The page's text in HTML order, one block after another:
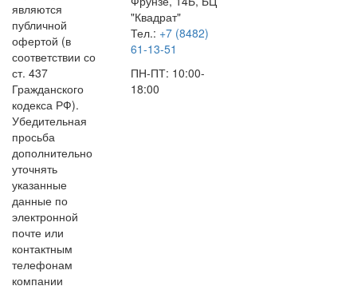
являются
публичной
офертой (в
соответствии со
ст. 437
Гражданского
кодекса РФ).
Убедительная
просьба
дополнительно
уточнять
указанные
данные по
электронной
почте или
контактным
телефонам
компании
"Квадрат"
Тел.: +7 (8482)
61-13-51
ПН-ПТ: 10:00-
18:00